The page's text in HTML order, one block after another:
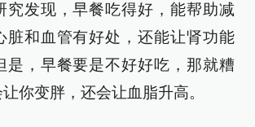
究发现，早餐吃得好，能帮助减
脏和血管有好处，还能让肾功能
是，早餐要是不好好吃，那就糟
你变胖，还会让血脂升高。